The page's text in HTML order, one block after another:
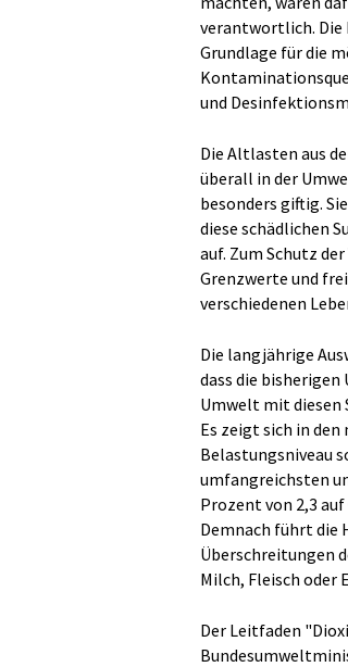
verantwortlich. Die
Grundlage für die
und
Die Altlasten aus
überall in der
besonders giftig.
diese schädlichen
auf. Zum Schutz
Grenzwerte und
verschiedenen
Die langjährige
dass die
Umwelt mit diesen
Es zeigt sich in
Belastungsniveau
umfangreichsten
Prozent von 2,3
Demnach führt die
Überschreitungen
Milch, Fleisch oder
Der Leitfaden